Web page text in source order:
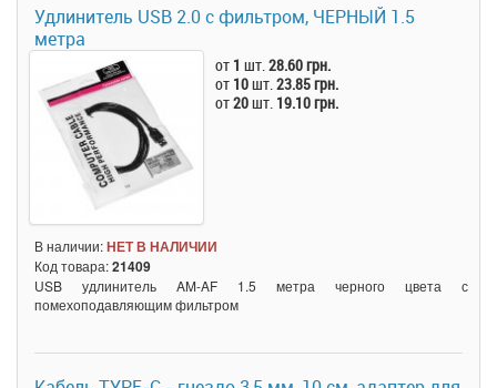
Удлинитель USB 2.0 с фильтром, ЧЕРНЫЙ 1.5
метра
от 1 шт.28.60 грн.
от 10шт.23.85 грн.
от20шт. 19.10 грн.
В наличии:НЕТ В НАЛИЧИИ
Код товара:21409
USB удлинитель AM-AF 1.5 метра черного цвета с
помехоподавляющим фильтром